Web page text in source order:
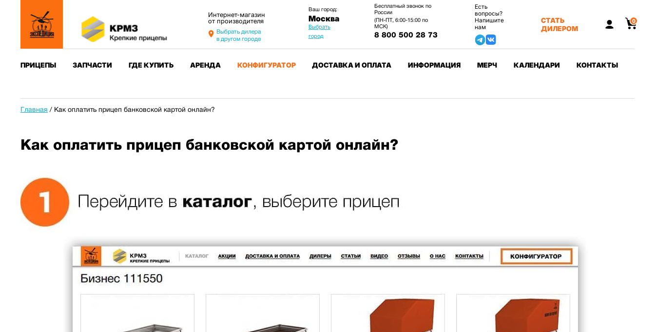
Интернет-магазин
от производителя
Выбрать дилера
в другом городе
Ваш город:
Москва
Выбрать
город
Бесплатный звонок по
России
(ПН-ПТ, 6:00-15:00 по
МСК)
8 800 500 28 73
Есть
вопросы?
Напишите
нам
СТАТЬ
ДИЛЕРОМ
0
ПРИЦЕПЫ ЗАПЧАСТИ ГДЕ КУПИТЬ АРЕНДА КОНФИГУРАТОР ДОСТАВКА И ОПЛАТА ИНФОРМАЦИЯ МЕРЧ КАЛЕНДАРИ КОНТАКТЫ
Главная / Как оплатить прицеп банковской картой онлайн?
Как оплатить прицеп банковской картой онлайн?